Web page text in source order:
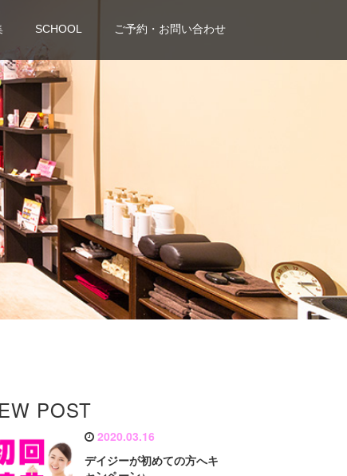
SCHOOL ご予約・お問い合わせ
POST
2020.03.16
デイジーが初めての方へキ